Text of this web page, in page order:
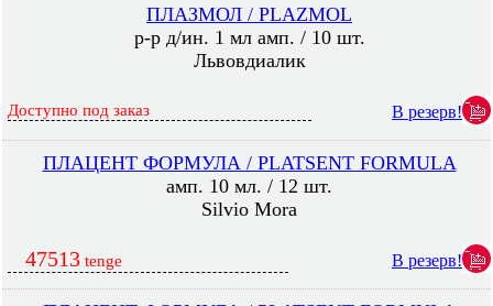
ПЛАЗМОЛ / PLAZMOL
р-р д/ин. 1 мл амп. / 10 шт.
Львовдиалик
Доступно под заказ В резерв!
ПЛАЦЕНТ ФОРМУЛА / PLATSENT FORMULA
амп. 10 мл. / 12 шт.
Silvio Mora
47513 tenge В резерв!